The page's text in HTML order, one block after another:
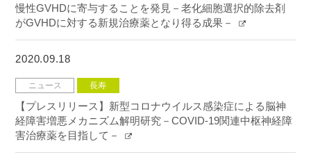
慢性GVHDに寄与することを発見－老化細胞選択的除去剤
がGVHDに対する新規治療薬となり得る成果－
2020.09.18
ニュース 長寿
【プレスリリース】新型コロナウイルス感染症による脳神
経障害増悪メカニズム解明研究－COVID-19関連中枢神経障
害治療薬を目指して－